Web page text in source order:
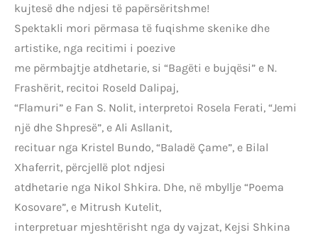
kujtesë dhe ndjesi të papërsëritshme!
Spektakli mori përmasa të fuqishme skenike dhe
artistike, nga recitimi i poezive
me përmbajtje atdhetarie, si “Bagëti e bujqësi” e N.
Frashërit, recitoi Roseld Dalipaj,
“Flamuri” e Fan S. Nolit, interpretoi Rosela Ferati, “Jemi
një dhe Shpresë”, e Ali Asllanit,
recituar nga Kristel Bundo, “Baladë Çame”, e Bilal
Xhaferrit, përcjellë plot ndjesi
atdhetarie nga Nikol Shkira. Dhe, në mbyllje “Poema
Kosovare”, e Mitrush Kutelit,
interpretuar mjeshtërisht nga dy vajzat, Kejsi Shkina